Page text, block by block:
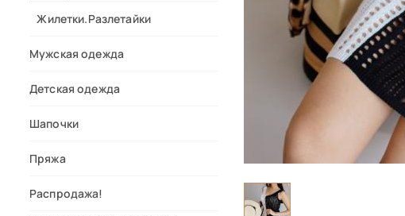
Жилетки.Разлетайки
Мужская одежда
Детская одежда
Шапочки
Пряжа
Распродажа!